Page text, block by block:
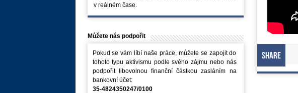
Share
v reálném čase.
Můžete nás podpořit
Pokud se vám líbí naše práce, můžete se zapojit do
tohoto typu aktivismu podle svého zájmu nebo nás
podpořit libovolnou finanční částkou zasláním na
bankovní účet:
35-4824350247/0100